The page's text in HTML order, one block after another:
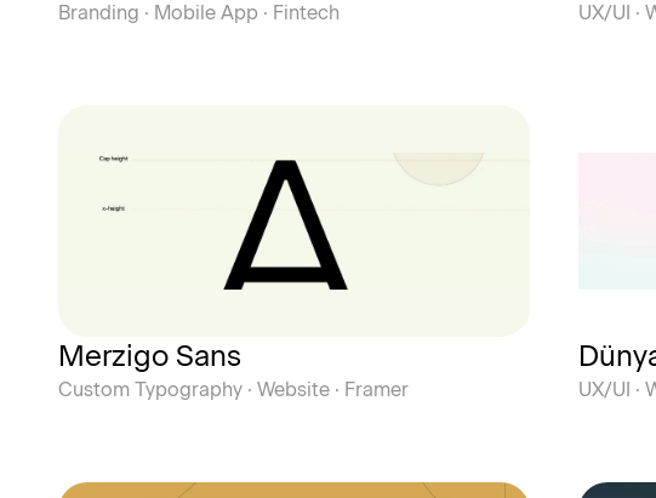
Branding · Mobile App · Fintech UX/UI ·
Merzigo Sans
Custom Typography · Website · Framer UX/UI ·